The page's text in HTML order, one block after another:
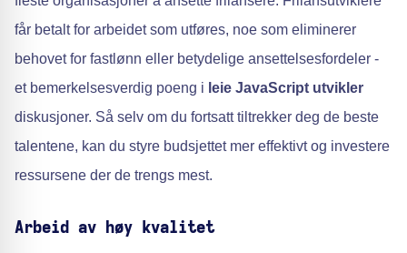
får betalt for arbeidet som utføres, noe som eliminerer
behovet for fastlønn eller betydelige ansettelsesfordeler -
et bemerkelsesverdig poeng i leie JavaScript utvikler
diskusjoner. Så selv om du fortsatt tiltrekker deg de beste
talentene, kan du styre budsjettet mer effektivt og investere
ressursene der de trengs mest.
Arbeid av høy kvalitet